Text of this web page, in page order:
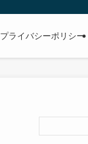
プライバシーポリシー